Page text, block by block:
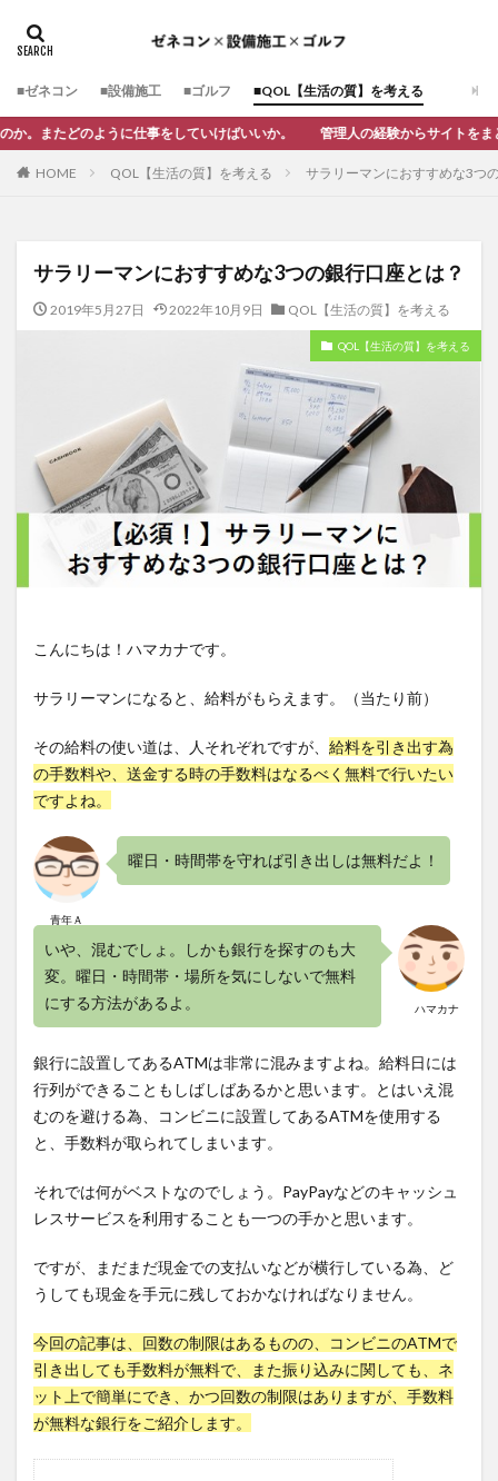
■ゼネコン ■設備施工 ■ゴルフ ■QOL【生活の質】を考える
に仕事をしていけばいいか。 管理人の経験からサイトをまとめてみました。
HOME QOL【生活の質】を考える サラリーマンにおすすめな3つ
サラリーマンにおすすめな3つの銀行口座とは？
2019年5月27日 2022年10月9日 QOL【生活の質】を考える
QOL【生活の質】を考える
こんにちは！ハマカナです。
サラリーマンになると、給料がもらえます。（当たり前）
その給料の使い道は、人それぞれですが、 給料を引き出す為
の手数料や、送金する時の手数料はなるべく無料で行いたい
ですよね。
青年Ａ
曜日・時間帯を守れば引き出しは無料だよ！
ハマカナ
いや、混むでしょ。しかも銀行を探すのも大
変。曜日・時間帯・場所を気にしないで無料
にする方法があるよ。
銀行に設置してあるATMは非常に混みますよね。給料日には
行列ができることもしばしばあるかと思います。とはいえ混
むのを避ける為、コンビニに設置してあるATMを使用する
と、手数料が取られてしまいます。
それでは何がベストなのでしょう。PayPayなどのキャッシュ
レスサービスを利用することも一つの手かと思います。
ですが、まだまだ現金での支払いなどが横行している為、ど
うしても現金を手元に残しておかなければなりません。
今回の記事は、回数の制限はあるものの、コンビニのATMで
引き出しても手数料が無料で、また振り込みに関しても、ネ
ット上で簡単にでき、かつ回数の制限はありますが、手数料
が無料な銀行をご紹介します。